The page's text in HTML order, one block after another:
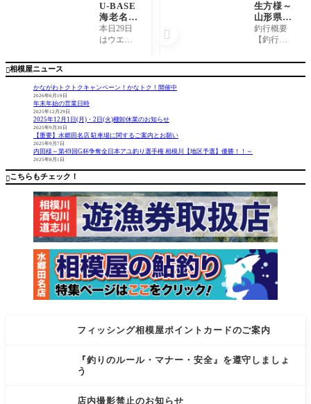
相模屋ニュース
かながわトクトクキャンペーン！かなトク！開催中
2026年6月19日
年末年始の営業日時
2025年12月29日
2025年12月1日(月)・2日(火)棚卸休業のお知らせ
2025年9月30日
【重要】水郷田名店 駐車場に関するご案内とお願い
2025年9月7日
内田様～第49回G杯争奪全日本アユ釣り選手権 相模川【地区予選】優勝！！～
2025年8月1日
こちらもチェック！
フィッシング相模屋ポイントカードのご案内
『釣りのルール・マナー・安全』を遵守しましょ
う
店内撮影禁止のお知らせ
U-BASE
海老名／
キッチン
カーオー
本日29日
はウエイ
クU-BASE
にて15時
ン大型グ
載したキ
ッチンカ
グリルチ
キンサン
ド
生方様～
山形県
鮭川/シ
ロザケ…
62cm 2.5
釣行概要
【釣行
5年11月23
オス1匹/62
cm 2.5kg タ
ックル
